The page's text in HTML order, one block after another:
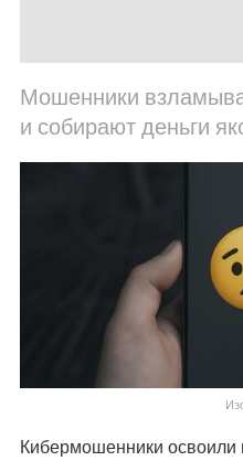
Мошенники
и собирают деньги
Кибермошенники